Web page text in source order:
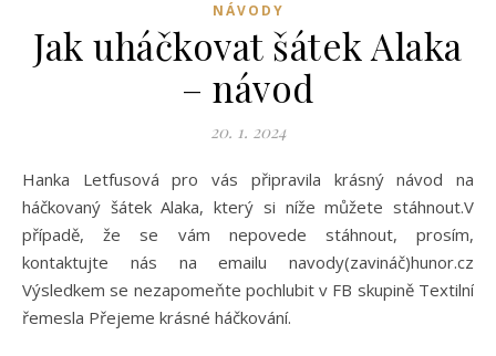
NÁVODY
Jak uháčkovat šátek Alaka
– návod
20. 1. 2024
Hanka Letfusová pro vás připravila krásný návod na
háčkovaný šátek Alaka, který si níže můžete stáhnout.V
případě, že se vám nepovede stáhnout, prosím,
kontaktujte nás na emailu navody(zavináč)hunor.cz
Výsledkem se nezapomeňte pochlubit v FB skupině Textilní
řemesla Přejeme krásné háčkování.